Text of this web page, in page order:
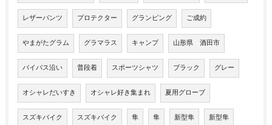
レザーパンツ プロテクター グランピング ご成約
やまがたグラム グラマラス キャンプ 山形県 酒田市
バイパス沿い 普段着 スポーツシャツ ブラック グレー
オシャレだいすき オシャレ好き集まれ 夏用グローブ
スズキバイク スズキバイク 隼 隼 新型隼 新型隼